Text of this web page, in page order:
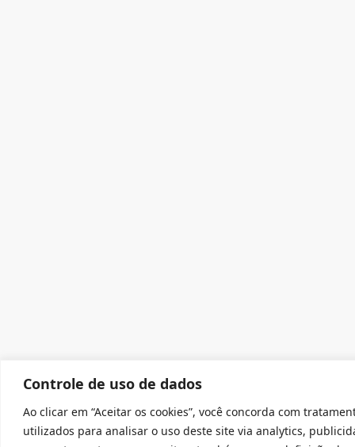
Controle de uso de dados
Ao clicar em “Aceitar os cookies”, você concorda com
utilizados para analisar o uso deste site via analytics,